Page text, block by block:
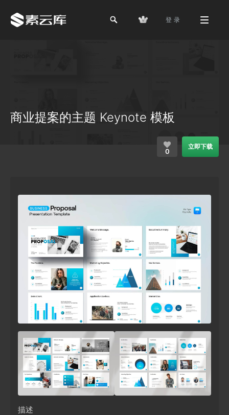
登 录
商业提案的主题 Keynote 模板
0
立即下载
描述